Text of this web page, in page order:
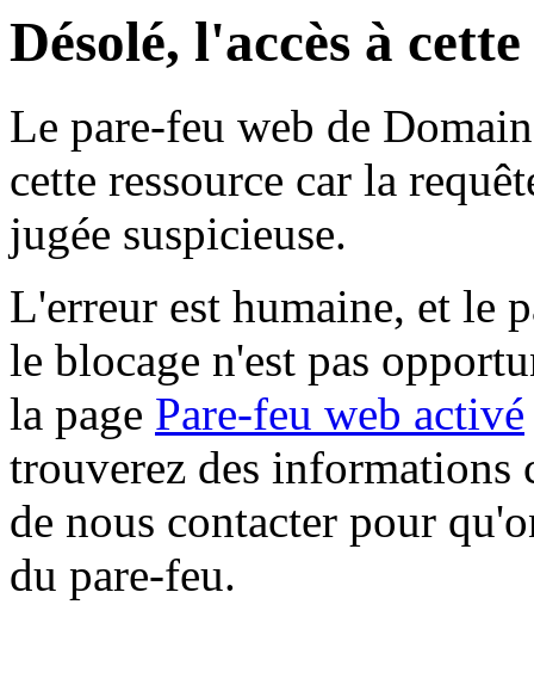
Désolé, l'accès à
Le pare-feu web de
cette ressource car la
jugée suspicieuse.
L'erreur est humaine, et le
le blocage n'est pas
la page Pare-feu web activé
trouverez des informations
de nous contacter pour
du pare-feu.